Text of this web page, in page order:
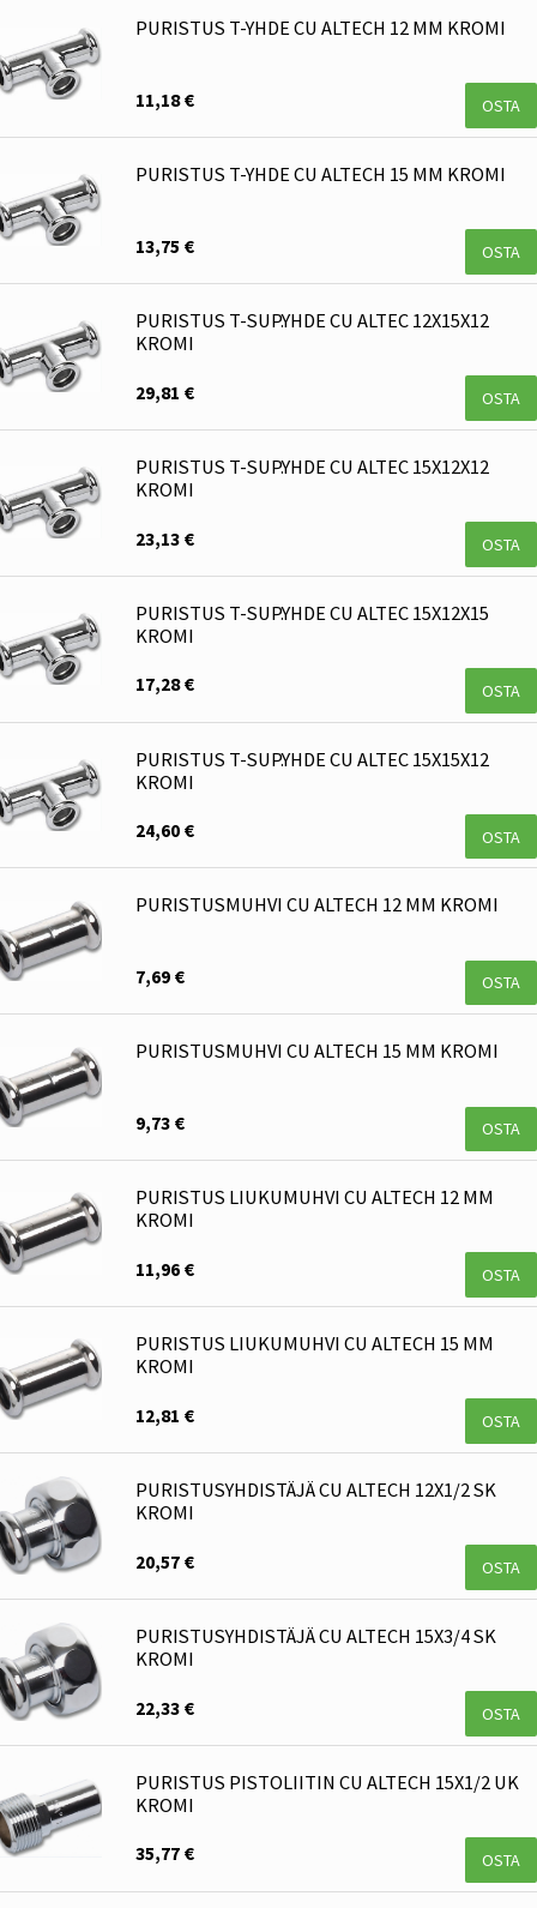
PURISTUS T-YHDE CU ALTECH 12 MM KROMI
11,18 € OSTA
PURISTUS T-YHDE CU ALTECH 15 MM KROMI
13,75 € OSTA
PURISTUS T-SUP.YHDE CU ALTEC 12X15X12
KROMI
29,81 € OSTA
PURISTUS T-SUP.YHDE CU ALTEC 15X12X12
KROMI
23,13 € OSTA
PURISTUS T-SUP.YHDE CU ALTEC 15X12X15
KROMI
17,28 € OSTA
PURISTUS T-SUP.YHDE CU ALTEC 15X15X12
KROMI
24,60 € OSTA
PURISTUSMUHVI CU ALTECH 12 MM KROMI
7,69 € OSTA
PURISTUSMUHVI CU ALTECH 15 MM KROMI
9,73 € OSTA
PURISTUS LIUKUMUHVI CU ALTECH 12 MM
KROMI
11,96 € OSTA
PURISTUS LIUKUMUHVI CU ALTECH 15 MM
KROMI
12,81 € OSTA
PURISTUSYHDISTÄJÄ CU ALTECH 12X1/2 SK
KROMI
20,57 € OSTA
PURISTUSYHDISTÄJÄ CU ALTECH 15X3/4 SK
KROMI
22,33 € OSTA
PURISTUS PISTOLIITIN CU ALTECH 15X1/2 UK
KROMI
35,77 € OSTA